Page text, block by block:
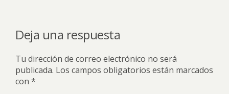
Deja una respuesta
Tu dirección de correo electrónico no será
publicada. Los campos obligatorios están marcados
con *